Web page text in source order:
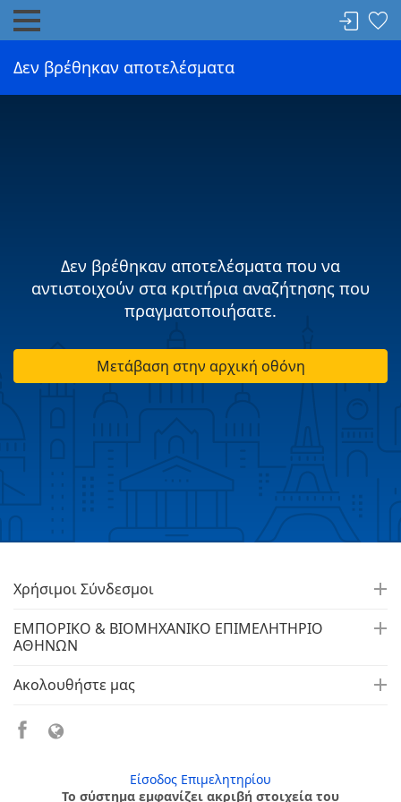
Δεν βρέθηκαν αποτελέσματα
Δεν βρέθηκαν αποτελέσματα που να
αντιστοιχούν στα κριτήρια αναζήτησης που
πραγματοποιήσατε.
Μετάβαση στην αρχική οθόνη
Χρήσιμοι Σύνδεσμοι
ΕΜΠΟΡΙΚΟ & ΒΙΟΜΗΧΑΝΙΚΟ ΕΠΙΜΕΛΗΤΗΡΙΟ
ΑΘΗΝΩΝ
Ακολουθήστε μας
Είσοδος Επιμελητηρίου
Το σύστημα εμφανίζει ακριβή στοιχεία του